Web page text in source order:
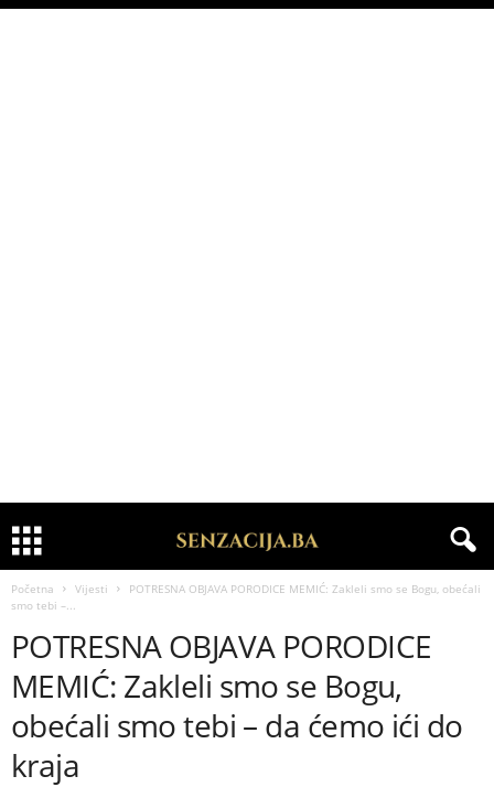
Početna Vijesti
POTRESNA OBJAVA PORODICE MEMIĆ: Zakleli smo se Bogu, obećali
smo tebi –...
POTRESNA OBJAVA PORODICE
MEMIĆ: Zakleli smo se Bogu,
obećali smo tebi – da ćemo ići do
kraja